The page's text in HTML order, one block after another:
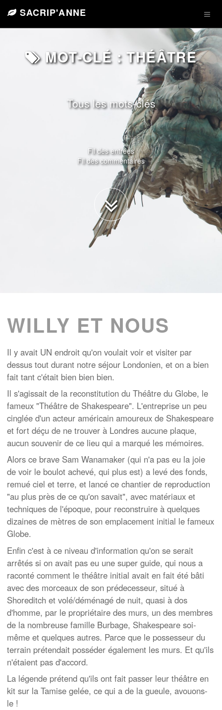
SACRIP'ANNE
MOT-CLÉ : THÉÂTRE
Tous les mots-clés
Fil des entrées
Fil des commentaires
WILLY ET NOUS
Il y avait UN endroit qu'on voulait voir et visiter par
dessus tout durant notre séjour Londonien, et on a bien
fait tant c'était bien bien bien.
Il s'agissait de la reconstitution du Théâtre du Globe, le
fameux "Théâtre de Shakespeare". L'entreprise un peu
cinglée d'un acteur américain amoureux de Shakespeare
et fort déçu de ne trouver à Londres aucune plaque,
aucun souvenir de ce lieu qui a marqué les mémoires.
Alors ce brave Sam Wanamaker (qui n'a pas eu la joie
de voir le boulot achevé, qui plus est) a levé des fonds,
remué ciel et terre, et lancé ce chantier de reproduction
"au plus près de ce qu'on savait", avec matériaux et
techniques de l'époque, pour reconstruire à quelques
dizaines de mètres de son emplacement initial le fameux
Globe.
Enfin c'est à ce niveau d'information qu'on se serait
arrêtés si on avait pas eu une super guide, qui nous a
raconté comment le théâtre initial avait en fait été bâti
avec des morceaux de son prédecesseur, situé à
Shoreditch et volé/déménagé de nuit, quasi à dos
d'homme, par le propriétaire des murs, un des membres
de la nombreuse famille Burbage, Shakespeare soi-
même et quelques autres. Parce que le possesseur du
terrain prétendait posséder également les murs. Et qu'ils
n'étaient pas d'accord.
La légende prétend qu'ils ont fait passer leur théâtre en
kit sur la Tamise gelée, ce qui a de la gueule, avouons-
le !